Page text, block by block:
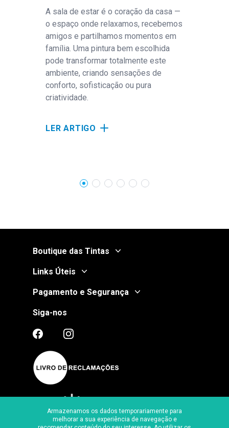
A sala de estar é o coração da casa —
o espaço onde relaxamos, recebemos
amigos e partilhamos momentos em
família. Uma pintura bem escolhida
pode transformar totalmente este
ambiente, criando sensações de
conforto, sofisticação ou pura
criatividade.
LER ARTIGO
Armazenamos os dados temporariamente para
melhorar a sua experiência de navegação e
Boutique das Tintas
Links Úteis
Pagamento e Segurança
Siga-nos